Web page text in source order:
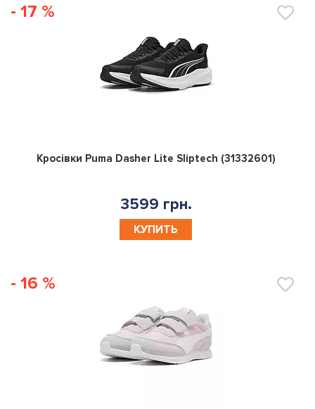
- 17 %
0
Кросівки Puma Dasher Lite Sliptech (31332601)
3599 грн.
КУПИТЬ
- 16 %